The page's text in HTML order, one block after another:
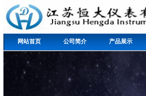
网站首页 公司简介 产品展示